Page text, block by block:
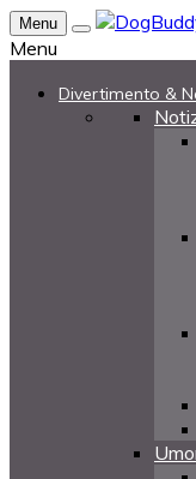
Menu
Menu
Divertimento &